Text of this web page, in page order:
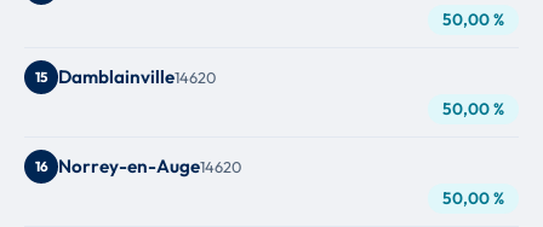
50,00 %
15 Damblainville14620
50,00 %
16 Norrey-en-Auge14620
50,00 %